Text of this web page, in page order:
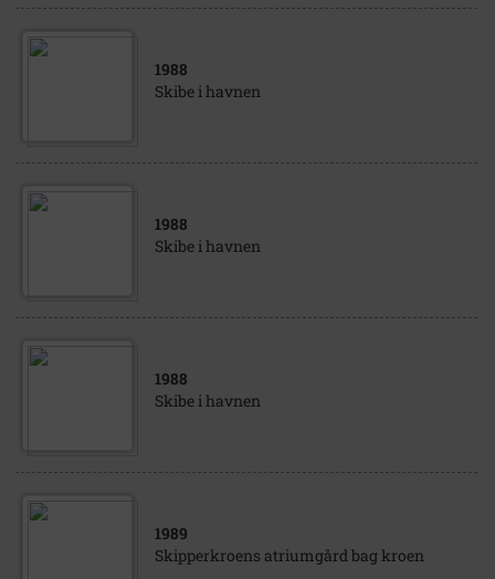
1988
Skibe i havnen
1988
Skibe i havnen
1988
Skibe i havnen
1989
Skipperkroens atriumgård bag kroen